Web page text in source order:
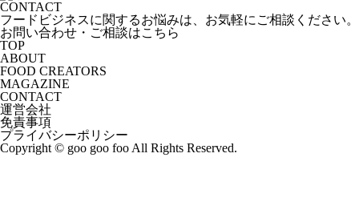
CONTACT
フードビジネスに関するお悩みは、お気軽にご相談ください。
お問い合わせ・ご相談はこちら
TOP
ABOUT
FOOD CREATORS
MAGAZINE
CONTACT
運営会社
免責事項
プライバシーポリシー
Copyright © goo goo foo All Rights Reserved.